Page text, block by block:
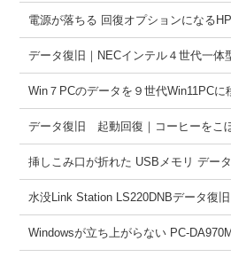
電源が落ちる 回復オプションになる
データ復旧｜NECインテル４世代一体
Win７PCのデータを９世代Win11PCに
データ復旧 起動回復｜コーヒーをこ
挿しこみ口が折れた USBメモリ デー
水没Link Station LS220DNBデータ復旧
Windowsが立ち上がらない PC-